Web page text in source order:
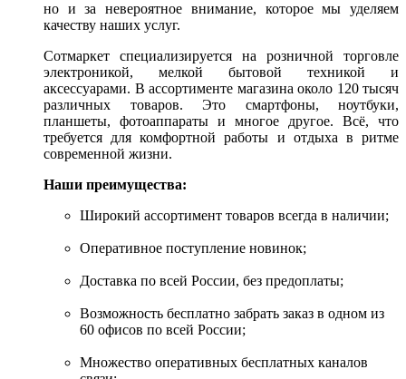
но и за невероятное внимание, которое мы уделяем
качеству наших услуг.
Сотмаркет специализируется на розничной торговле
электроникой, мелкой бытовой техникой и
аксессуарами. В ассортименте магазина около 120 тысяч
различных товаров. Это смартфоны, ноутбуки,
планшеты, фотоаппараты и многое другое. Всё, что
требуется для комфортной работы и отдыха в ритме
современной жизни.
Наши преимущества:
Широкий ассортимент товаров всегда в наличии;
Оперативное поступление новинок;
Доставка по всей России, без предоплаты;
Возможность бесплатно забрать заказ в одном из
60 офисов по всей России;
Множество оперативных бесплатных каналов